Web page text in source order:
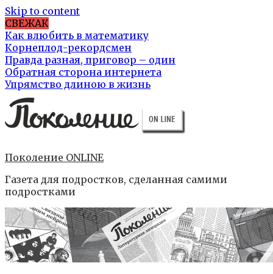
Skip to content
СВЕЖАК
Как влюбить в математику
Корнеплод-рекордсмен
Правда разная, приговор – один
Обратная сторона интернета
Упрямство длиною в жизнь
Поколение ONLINE
Газета для подростков, сделанная самими
подростками